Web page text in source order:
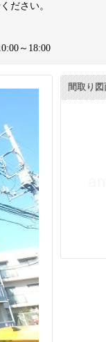
ださい。
～18:00
間取り図